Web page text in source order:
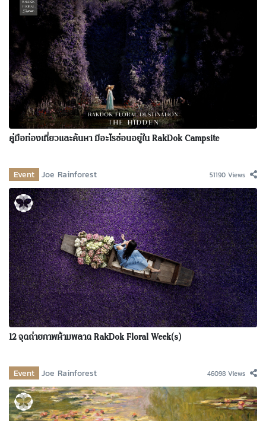
คู่มือท่องเที่ยวและค้นหา มีอะไรซ่อนอยู่ใน RakDok Campsite
Event Joe Rainforest 51190 Views
12 จุดถ่ายภาพห้ามพลาด RakDok Floral Week(s)
Event Joe Rainforest 46098 Views